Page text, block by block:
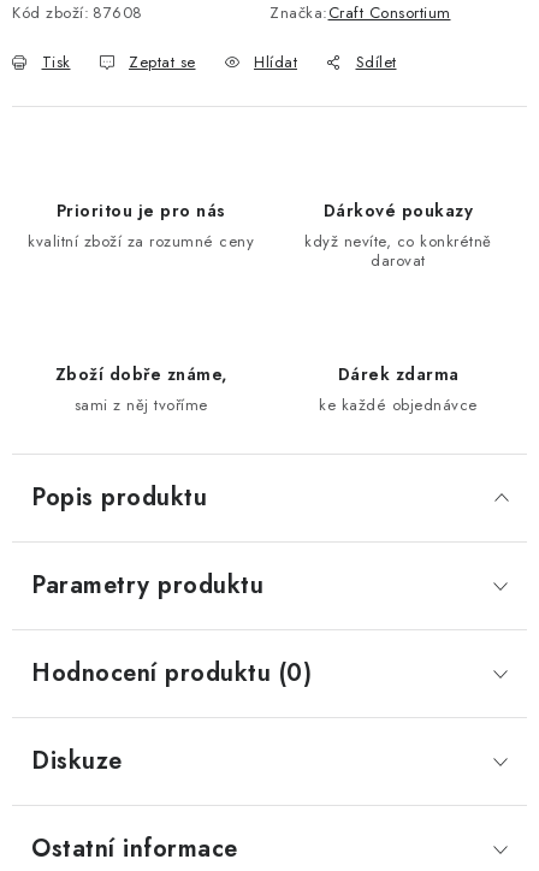
Kód zboží: 87608 Značka:Craft Consortium
Tisk Zeptat se Hlídat Sdílet
Prioritou je pro nás
kvalitní zboží za rozumné ceny
Dárkové poukazy
když nevíte, co konkrétně
darovat
Zboží dobře známe,
sami z něj tvoříme
Dárek zdarma
ke každé objednávce
Popis produktu
Parametry produktu
Hodnocení produktu (0)
Diskuze
Ostatní informace